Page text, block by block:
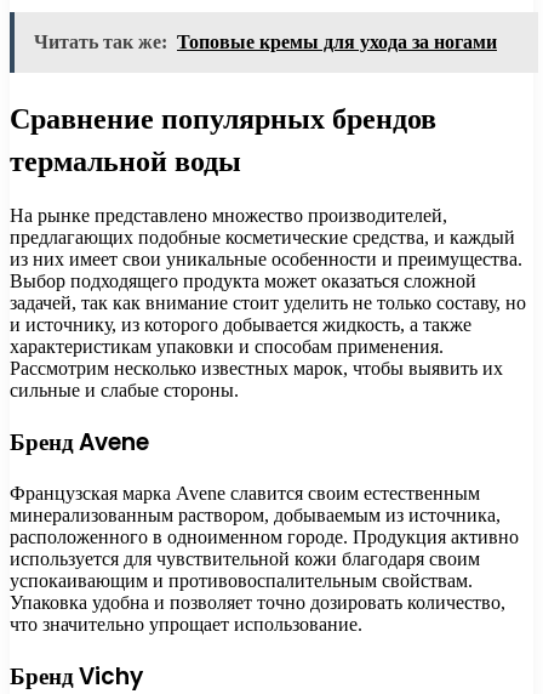
Читать так же: Топовые кремы для ухода за ногами
Сравнение популярных брендов
термальной воды
На рынке представлено множество производителей,
предлагающих подобные косметические средства, и каждый
из них имеет свои уникальные особенности и преимущества.
Выбор подходящего продукта может оказаться сложной
задачей, так как внимание стоит уделить не только составу, но
и источнику, из которого добывается жидкость, а также
характеристикам упаковки и способам применения.
Рассмотрим несколько известных марок, чтобы выявить их
сильные и слабые стороны.
Бренд Avene
Французская марка Avene славится своим естественным
минерализованным раствором, добываемым из источника,
расположенного в одноименном городе. Продукция активно
используется для чувствительной кожи благодаря своим
успокаивающим и противовоспалительным свойствам.
Упаковка удобна и позволяет точно дозировать количество,
что значительно упрощает использование.
Бренд Vichy